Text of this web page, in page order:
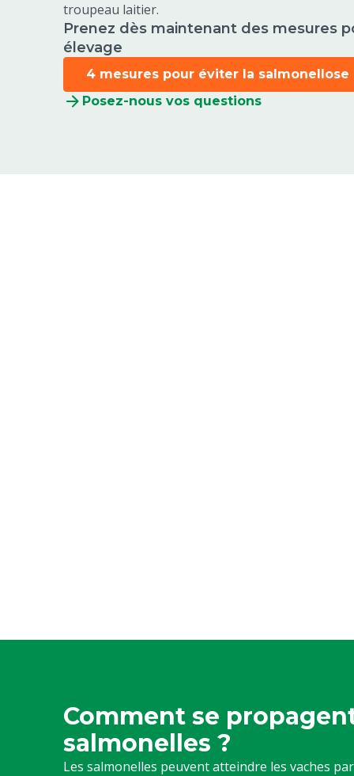
troupeau laitier.
Prenez dès maintenant des mesures
élevage
4 mesures pour éviter la salmonellose
Posez-nous vos questions
Comment se
salmonelles ?
Les salmonelles peuvent atteindre les vaches